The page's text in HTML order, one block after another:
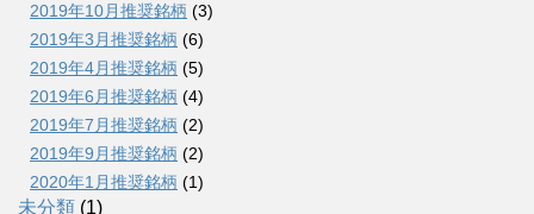
2019年10月推奨銘柄 (3)
2019年3月推奨銘柄 (6)
2019年4月推奨銘柄 (5)
2019年6月推奨銘柄 (4)
2019年7月推奨銘柄 (2)
2019年9月推奨銘柄 (2)
2020年1月推奨銘柄 (1)
未分類 (1)